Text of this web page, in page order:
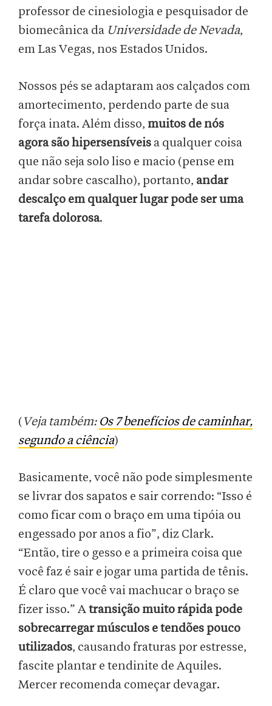
professor de cinesiologia e pesquisador de
biomecânica da Universidade de Nevada,
em Las Vegas, nos Estados Unidos.
Nossos pés se adaptaram aos calçados com
amortecimento, perdendo parte de sua
força inata. Além disso, muitos de nós
agora são hipersensíveis a qualquer coisa
que não seja solo liso e macio (pense em
andar sobre cascalho), portanto, andar
descalço em qualquer lugar pode ser uma
tarefa dolorosa.
( Veja também: Os 7 benefícios de caminhar,
segundo a ciência)
Basicamente, você não pode simplesmente
se livrar dos sapatos e sair correndo: “Isso é
como ficar com o braço em uma tipóia ou
engessado por anos a fio”, diz Clark.
“Então, tire o gesso e a primeira coisa que
você faz é sair e jogar uma partida de tênis.
É claro que você vai machucar o braço se
fizer isso.” Atransição muito rápida pode
sobrecarregar músculos e tendões pouco
utilizados, causando fraturas por estresse,
fascite plantar e tendinite de Aquiles.
Mercer recomenda começar devagar.